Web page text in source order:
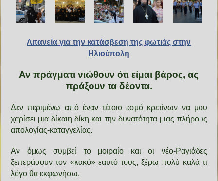
Λιτανεία για την κατάσβεση της φωτιάς στην
Ηλιούπολη
Αν πράγματι νιώθουν ότι είμαι βάρος, ας
πράξουν τα δέοντα.
Δεν περιμένω από έναν τέτοιο εσμό κρετίνων να μου
χαρίσει μια δίκαιη δίκη και την δυνατότητα μιας πλήρους
απολογίας-καταγγελίας.
Αν όμως συμβεί το μοιραίο και οι νέο-Ραγιάδες
ξεπεράσουν τον «κακό» εαυτό τους, ξέρω πολύ καλά τι
λόγο θα εκφωνήσω.